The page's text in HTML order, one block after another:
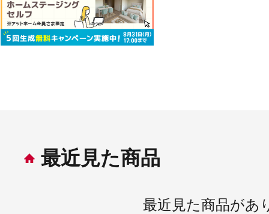
最近見た商品
最近見た商品があ